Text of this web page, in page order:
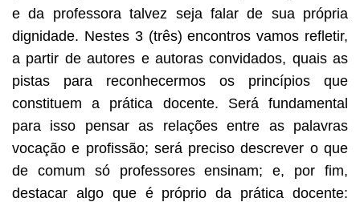
e da professora talvez seja falar de sua própria
dignidade. Nestes 3 (três) encontros vamos refletir,
a partir de autores e autoras convidados, quais as
pistas para reconhecermos os princípios que
constituem a prática docente. Será fundamental
para isso pensar as relações entre as palavras
vocação e profissão; será preciso descrever o que
de comum só professores ensinam; e, por fim,
destacar algo que é próprio da prática docente: